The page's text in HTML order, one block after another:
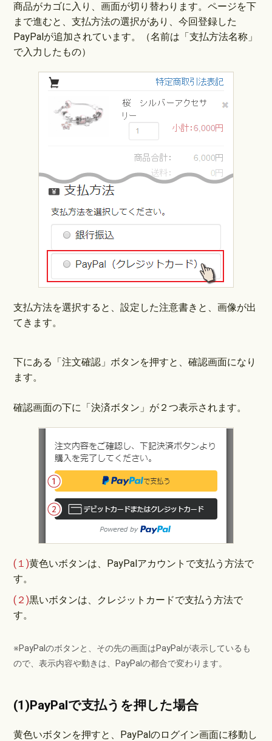
商品がカゴに入り、画面が切り替わります。ページを下
まで進むと、支払方法の選択があり、今回登録した
PayPalが追加されています。（名前は「支払方法名称」
で入力したもの）
支払方法を選択すると、設定した注意書きと、画像が出
てきます。
下にある「注文確認」ボタンを押すと、確認画面になり
ます。
確認画面の下に「決済ボタン」が２つ表示されます。
(１)黄色いボタンは、PayPalアカウントで支払う方法で
す。
(２)黒いボタンは、クレジットカードで支払う方法で
す。
※PayPalのボタンと、その先の画面はPayPalが表示しているも
ので、表示内容や動きは、PayPalの都合で変わります。
(1)PayPalで支払うを押した場合
黄色いボタンを押すと、PayPalのログイン画面に移動し